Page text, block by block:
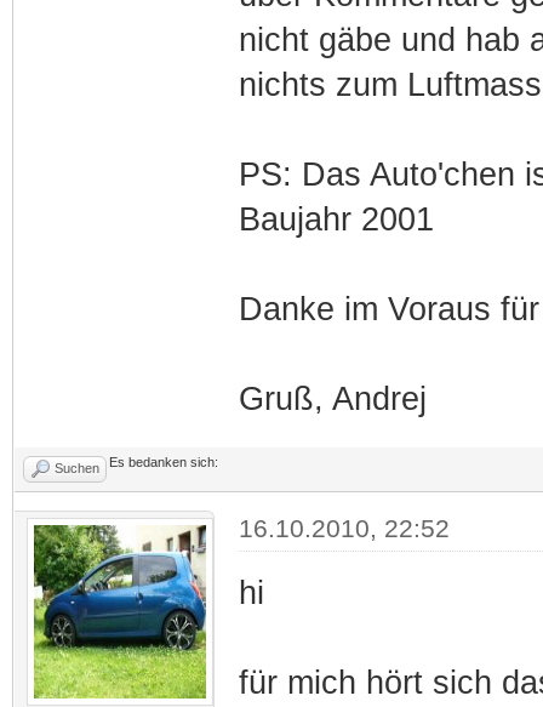
nicht gäbe und hab
nichts zum
PS: Das Auto'chen
Baujahr 2001
Danke im Voraus
Gruß, Andrej
Suchen Es bedanken sich:
16.10.2010, 22:52
hi
für mich hört sich